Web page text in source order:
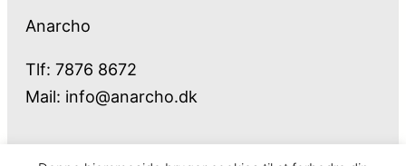
Anarcho
Tlf: 7876 8672
Mail: info@anarcho.dk